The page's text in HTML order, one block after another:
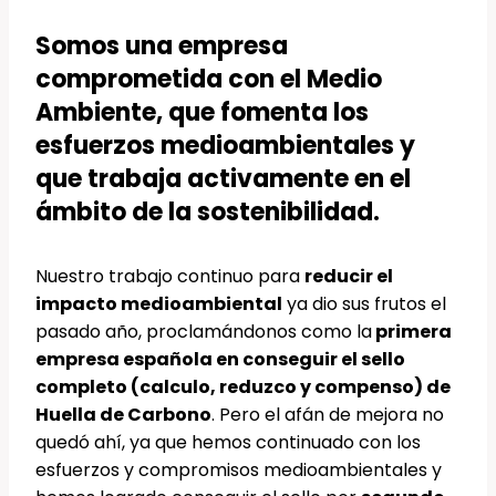
Somos una empresa
comprometida con el Medio
Ambiente, que fomenta los
esfuerzos medioambientales y
que trabaja activamente en el
ámbito de la sostenibilidad.
Nuestro trabajo continuo para reducir el
impacto medioambiental ya dio sus frutos el
pasado año, proclamándonos como laprimera
empresa española en conseguir el sello
completo (calculo, reduzco y compenso) de
Huella de Carbono. Pero el afán de mejora no
quedó ahí, ya que hemos continuado con los
esfuerzos y compromisos medioambientales y